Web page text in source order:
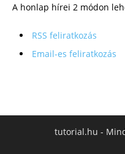
A honlap hírei 2 módon
RSS feliratkozás
Email-es feliratkozás
tutorial.hu -